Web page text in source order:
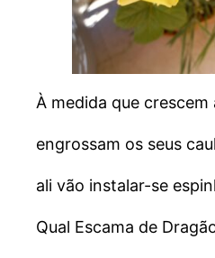
À medida que crescem
engrossam os seus
ali vão instalar-se
Qual Escama de